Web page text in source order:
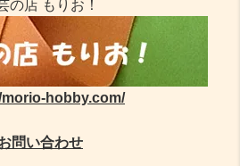
の店 もりお！
morio-hobby.com/
問い合わせ